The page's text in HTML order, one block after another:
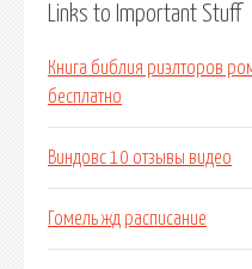
Links to Important Stuff
Книга библия риэлторов
бесплатно
Виндовс 10 отзывы видео
Гомель жд расписание